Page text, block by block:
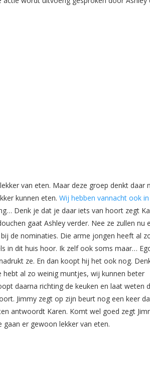
van eten. Maar deze groep denkt daar
kunnen eten. Wij hebben vannacht ook
Denk je dat je daar iets van hoort zegt
gaat Ashley verder. Nee ze zullen nu
de nominaties. Die arme jongen heeft al
in dit huis hoor. Ik zelf ook soms maar…
ze. En dan koopt hij het ook nog.
al zo weinig muntjes, wij kunnen beter
daarna richting de keuken en laat weten
Jimmy zegt op zijn beurt nog een keer
antwoordt Karen. Komt wel goed zegt
er gewoon lekker van eten.